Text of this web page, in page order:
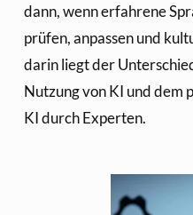
dann, wenn erfahrene
prüfen, anpassen und
darin liegt der
Nutzung von KI und dem
KI durch Experten.